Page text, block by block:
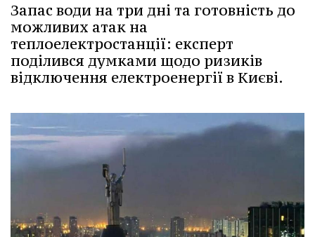
Запас води на три дні та готовність до
можливих атак на
теплоелектростанції: експерт
поділився думками щодо ризиків
відключення електроенергії в Києві.